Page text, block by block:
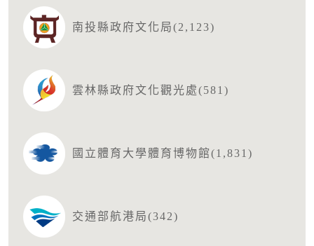
南投縣政府文化局(2,123)
雲林縣政府文化觀光處(581)
國立體育大學體育博物館(1,831)
交通部航港局(342)